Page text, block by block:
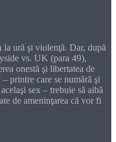
la ură şi violenţă. Dar, după
vs. UK (para 49),
onestă şi libertatea de
printre care se numără şi
sex – trebuie să aibă
de ameninţarea că vor fi